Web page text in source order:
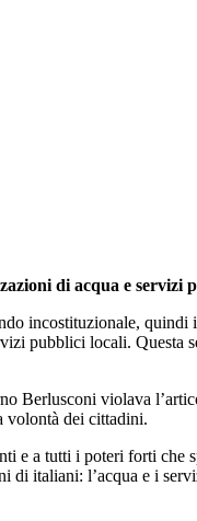
di acqua e servizi
incostituzionale,
pubblici locali. Questa
Berlusconi violava
volontà dei cittadini.
e a tutti i poteri forti
di italiani: l’acqua e i